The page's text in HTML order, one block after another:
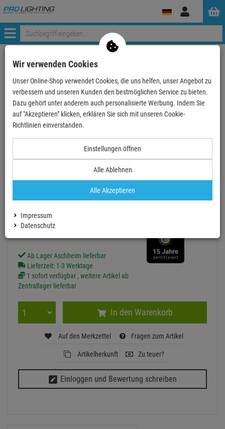
Anmelden
Menü
Weiter einkaufen ProLighting
Ultralite Kettenspeicher MK 3 , Textil, rund
Ø250 Höhe:300mm bis max. 40m Kette neues
Modell " made in EU"
Artikel-Nummer:ULKSTRUMK3
/ Monat
72,36
inkl. MwSt. zzgl Versand - frei ab 90,-€ in DE
Ab Lager Aschheim lieferbar
Lieferzeit: 1-3 Werktage
1 sofort verfügbar , weitere Artikel ab
Zentrallager lieferbar
In den Warenkorb
Auf den Merkzettel Fragen zum Artikel
Artikelherkunft Zu teuer?
Einloggen und Bewertung schreiben
Wir verwenden Cookies
Unser Online-Shop verwendet Cookies, die uns helfen, unser Angebot zu
verbessern und unseren Kunden den bestmöglichen Service zu bieten.
Dazu gehört unter anderem auch personalisierte Werbung. Indem Sie
auf "Akzeptieren" klicken, erklären Sie sich mit unseren Cookie-
Richtlinien einverstanden.
Einstellungen öffnen
Alle Ablehnen
Alle Akzeptieren
Impressum
Datenschutz